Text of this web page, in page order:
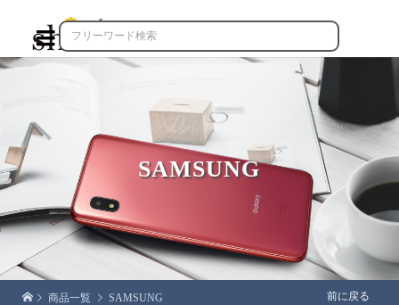

SAMSUNG
商品一覧 SAMSUNG 前に戻る